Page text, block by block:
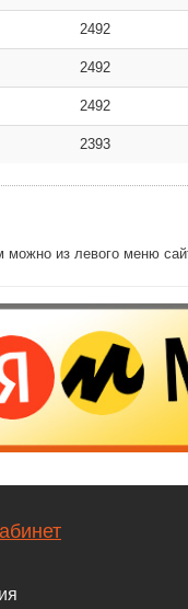
2492
2492
2492
2393
можно из левого меню